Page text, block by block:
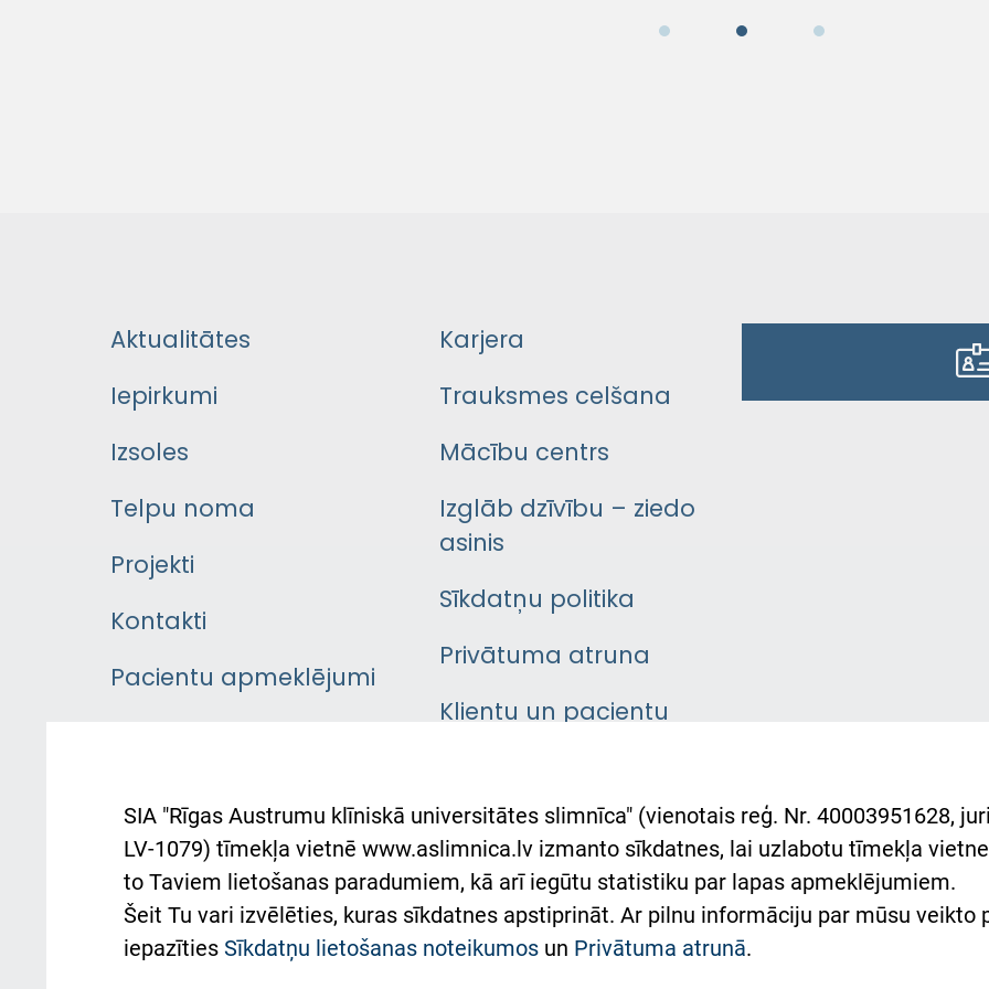
Aktualitātes
Iepirkumi
Izsoles
Telpu noma
Projekti
Kontakti
Pacientu apmeklējumi
Pacienta
atsauksmju/sūdzību
iesniegšanas kārtība
Kā pie mums nokļūt
Karjera
Trauksmes celšana
Mācību centrs
Izglāb dzīvību – ziedo
asinis
Sīkdatņu politika
Privātuma atruna
Klientu un pacientu
Austrumu slimnīcas
atbalsts Ukrainai
Підтримка Східної лікарні
та співпраця з Україною
SIA "Rīgas Austrumu klīniskā universitātes slimnīca" (vienotais reģ. Nr. 40003951628,
LV-1079) tīmekļa vietnē www.aslimnica.lv izmanto sīkdatnes, lai uzlabotu tīmekļa
to Taviem lietošanas paradumiem, kā arī iegūtu statistiku par lapas apmeklējumiem.
Šeit Tu vari izvēlēties, kuras sīkdatnes apstiprināt. Ar pilnu informāciju par mūsu veikto
iepazīties Sīkdatņu lietošanas noteikumos un Privātuma atrunā.